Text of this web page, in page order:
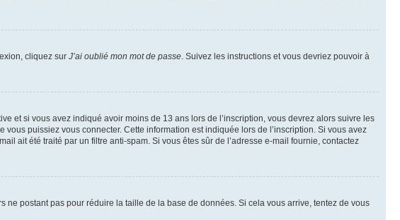
cliquez sur J’ai oublié mon mot de passe. Suivez les instructions et vous devriez pouvoir à
et si vous avez indiqué avoir moins de 13 ans lors de l’inscription, vous devrez alors suivre les
puissiez vous connecter. Cette information est indiquée lors de l’inscription. Si vous avez
ait été traité par un filtre anti-spam. Si vous êtes sûr de l’adresse e-mail fournie, contactez
ne postant pas pour réduire la taille de la base de données. Si cela vous arrive, tentez de vous